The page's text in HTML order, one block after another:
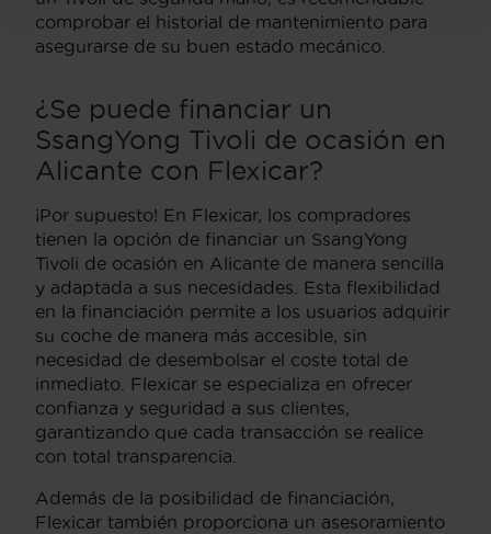
comprobar el historial de mantenimiento para
asegurarse de su buen estado mecánico.
¿Se puede financiar un
SsangYong Tivoli de ocasión en
Alicante con Flexicar?
¡Por supuesto! En Flexicar, los compradores
tienen la opción de financiar un SsangYong
Tivoli de ocasión en Alicante de manera sencilla
y adaptada a sus necesidades. Esta flexibilidad
en la financiación permite a los usuarios adquirir
su coche de manera más accesible, sin
necesidad de desembolsar el coste total de
inmediato. Flexicar se especializa en ofrecer
confianza y seguridad a sus clientes,
garantizando que cada transacción se realice
con total transparencia.
Además de la posibilidad de financiación,
Flexicar también proporciona un asesoramiento